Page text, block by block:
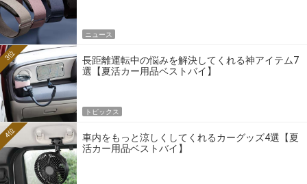
ニュース
長距離運転中の悩みを解決してくれる神アイテム7
選【夏活カー用品ベストバイ】
3位
トピックス
車内をもっと涼しくしてくれるカーグッズ4選【夏
活カー用品ベストバイ】
4位